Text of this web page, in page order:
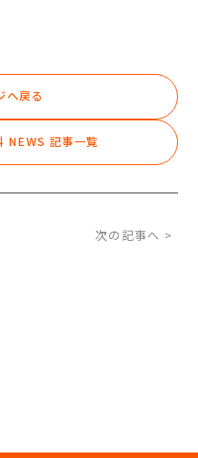
へ戻る
NEWS 記事一覧
次の記事へ >